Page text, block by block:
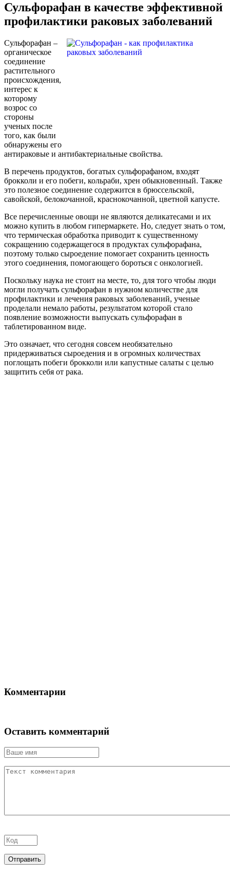
Сульфорафан в качестве эффективной
профилактики раковых заболеваний
Сульфорафан –
органическое
соединение
растительного
происхождения,
интерес к
которому
возрос со
стороны
ученых после
того, как были
обнаружены его
антираковые и антибактериальные свойства.
В перечень продуктов, богатых сульфорафаном, входят
брокколи и его побеги, кольраби, хрен обыкновенный. Также
это полезное соединение содержится в брюссельской,
савойской, белокочанной, краснокочанной, цветной капусте.
Все перечисленные овощи не являются деликатесами и их
можно купить в любом гипермаркете. Но, следует знать о том,
что термическая обработка приводит к существенному
сокращению содержащегося в продуктах сульфорафана,
поэтому только сыроедение помогает сохранить ценность
этого соединения, помогающего бороться с онкологией.
Поскольку наука не стоит на месте, то, для того чтобы люди
могли получать сульфорафан в нужном количестве для
профилактики и лечения раковых заболеваний, ученые
проделали немало работы, результатом которой стало
появление возможности выпускать сульфорафан в
таблетированном виде.
Это означает, что сегодня совсем необязательно
придерживаться сыроедения и в огромных количествах
поглощать побеги брокколи или капустные салаты с целью
защитить себя от рака.
Комментарии
Оставить комментарий